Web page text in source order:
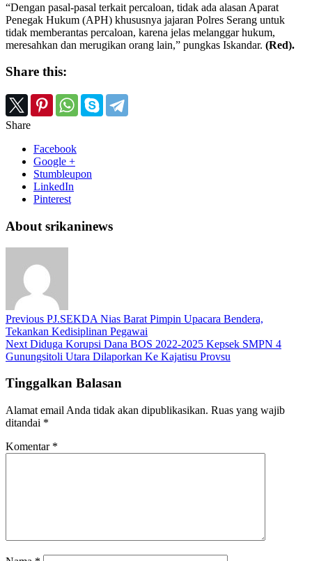
“Dengan pasal-pasal terkait percaloan, tidak ada alasan Aparat
Penegak Hukum (APH) khususnya jajaran Polres Serang untuk
tidak memberantas percaloan, karena jelas melanggar hukum,
meresahkan dan merugikan orang lain,” pungkas Iskandar. (Red).
Share this:
Share
Facebook
Google +
Stumbleupon
LinkedIn
Pinterest
About srikaninews
Previous PJ.SEKDA Nias Barat Pimpin Upacara Bendera,
Tekankan Kedisiplinan Pegawai
Next Diduga Korupsi Dana BOS 2022-2025 Kepsek SMPN 4
Gunungsitoli Utara Dilaporkan Ke Kajatisu Provsu
Tinggalkan Balasan
Alamat email Anda tidak akan dipublikasikan. Ruas yang wajib
ditandai *
Komentar *